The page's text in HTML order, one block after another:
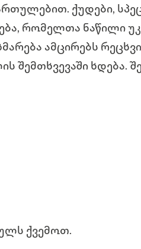
ქუდები,
რომელთა ნაწილი
ამცირებს
შემთხვევაში ხდება.
ქვემოთ.